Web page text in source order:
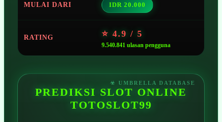
MULAI DARI IDR 20.000
RATING ⭐ 4.9 / 5
9.540.841 ulasan pengguna
PREDIKSI SLOT ONLINE
TOTOSLOT99